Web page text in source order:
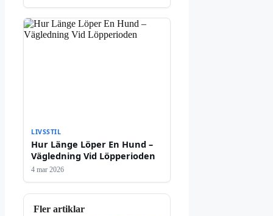
LIVSSTIL
Hur Länge Löper En Hund –
Vägledning Vid Löpperioden
4 mar 2026
Fler artiklar